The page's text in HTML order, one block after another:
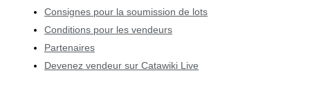
Consignes pour la soumission de lots
Conditions pour les vendeurs
Partenaires
Devenez vendeur sur Catawiki Live